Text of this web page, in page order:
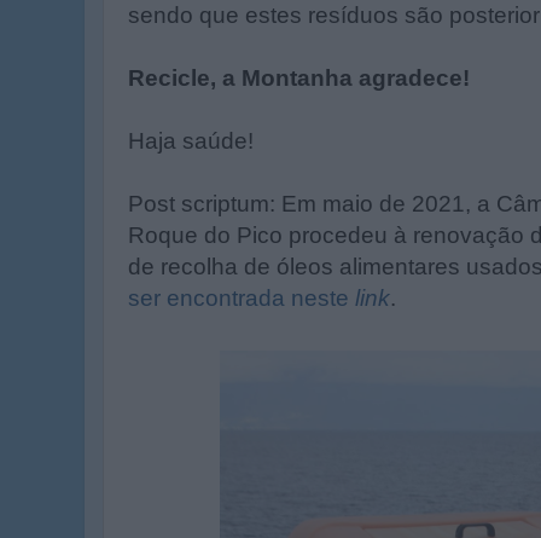
sendo que estes resíduos são
Recicle, a Montanha agradece!
Haja saúde!
Post scriptum: Em maio de 2021, a
Roque do Pico procedeu à renovação
de recolha de óleos alimentares
ser encontrada neste link.